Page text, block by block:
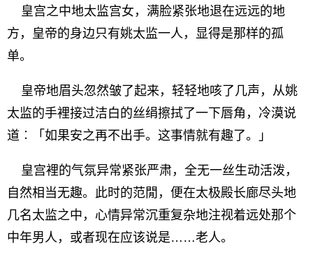
皇宫之中地太监宫女，满脸紧张地退在远远的地
方，皇帝的身边只有姚太监一人，显得是那样的孤
单。
皇帝地眉头忽然皱了起来，轻轻地咳了几声，从姚
太监的手裡接过洁白的丝绢擦拭了一下唇角，冷漠说
道︰「如果安之再不出手。这事情就有趣了。」
皇宫裡的气氛异常紧张严肃，全无一丝生动活泼，
自然相当无趣。此时的范閒，便在太极殿长廊尽头地
几名太监之中，心情异常沉重复杂地注视着远处那个
中年男人，或者现在应该说是……老人。